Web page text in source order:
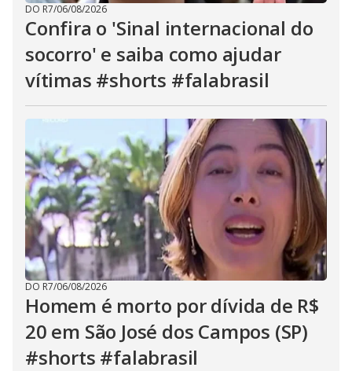
DO R7/06/08/2026
Confira o 'Sinal internacional do
socorro' e saiba como ajudar
vítimas #shorts #falabrasil
DO R7/06/08/2026
Homem é morto por dívida de R$
20 em São José dos Campos (SP)
#shorts #falabrasil